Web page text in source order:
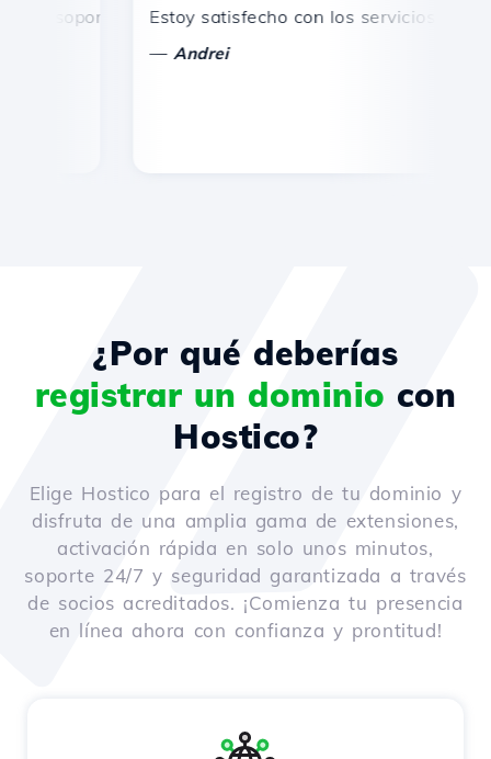
soporte técnico rápido y eficiente.
Estoy satisfecho con los servicios
Andrei
¿Por qué deberías
registrar un dominio con
Hostico?
Elige Hostico para el registro de tu dominio y
disfruta de una amplia gama de extensiones,
activación rápida en solo unos minutos,
soporte 24/7 y seguridad garantizada a través
de socios acreditados. ¡Comienza tu presencia
en línea ahora con confianza y prontitud!